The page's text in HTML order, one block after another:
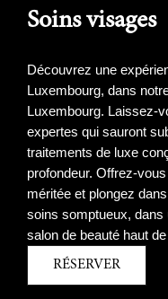
Soins visages
Découvrez une
Luxembourg, dans
Luxembourg. Laissez-
expertes qui sauront
traitements de luxe
profondeur. Offrez-
méritée et plongez
soins somptueux, dans
salon de beauté haut
RÉSERVER